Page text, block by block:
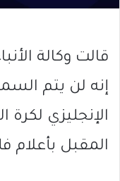
قالت وكالة
إنه لن يتم
الإنجليزي لكرة
المقبل